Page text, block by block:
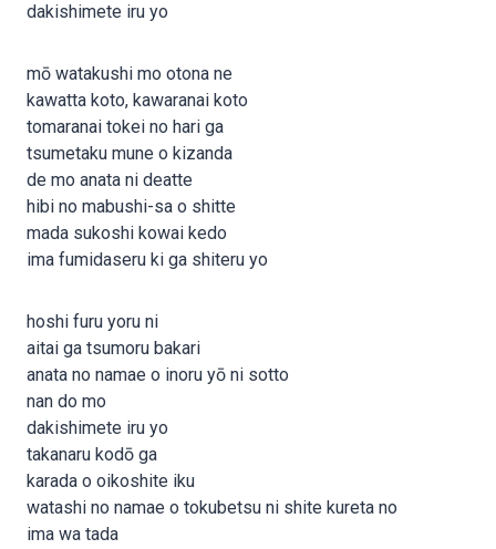
dakishimete iru yo
mō watakushi mo otona ne
kawatta koto, kawaranai koto
tomaranai tokei no hari ga
tsumetaku mune o kizanda
de mo anata ni deatte
hibi no mabushi-sa o shitte
mada sukoshi kowai kedo
ima fumidaseru ki ga shiteru yo
hoshi furu yoru ni
aitai ga tsumoru bakari
anata no namae o inoru yō ni sotto
nan do mo
dakishimete iru yo
takanaru kodō ga
karada o oikoshite iku
watashi no namae o tokubetsu ni shite kureta no
ima wa tada